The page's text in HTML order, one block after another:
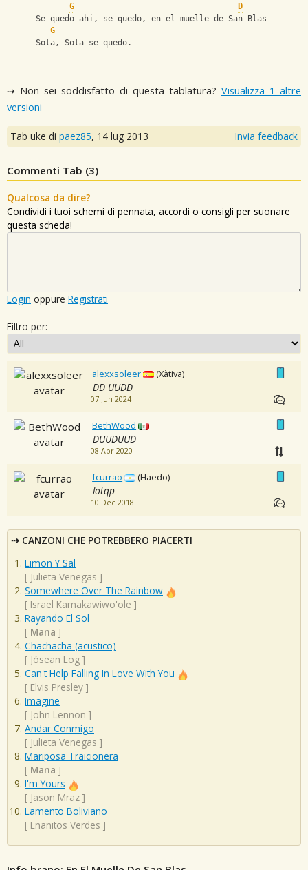
G
D
      Se quedo ahi, se quedo, en el muelle de San Blas
G
      Sola, Sola se quedo.
⇢ Non sei soddisfatto di questa tablatura? Visualizza 1 altre
versioni
Tab uke di paez85, 14 lug 2013 Invia feedback
Commenti Tab (3)
Qualcosa da dire?
Condividi i tuoi schemi di pennata, accordi o consigli per suonare
questa scheda!
Login oppure Registrati
Filtro per:
alexxsoleer (Xàtiva)
DD UUDD
07 Jun 2024
BethWood
DUUDUUD
08 Apr 2020
fcurrao (Haedo)
lotqp
10 Dec 2018
CANZONI CHE POTREBBERO PIACERTI
Limon Y Sal
[ Julieta Venegas ]
Somewhere Over The Rainbow
[ Israel Kamakawiwo'ole ]
Rayando El Sol
[ Mana ]
Chachacha (acustico)
[ Jósean Log ]
Can't Help Falling In Love With You
[ Elvis Presley ]
Imagine
[ John Lennon ]
Andar Conmigo
[ Julieta Venegas ]
Mariposa Traicionera
[ Mana ]
I'm Yours
[ Jason Mraz ]
Lamento Boliviano
[ Enanitos Verdes ]